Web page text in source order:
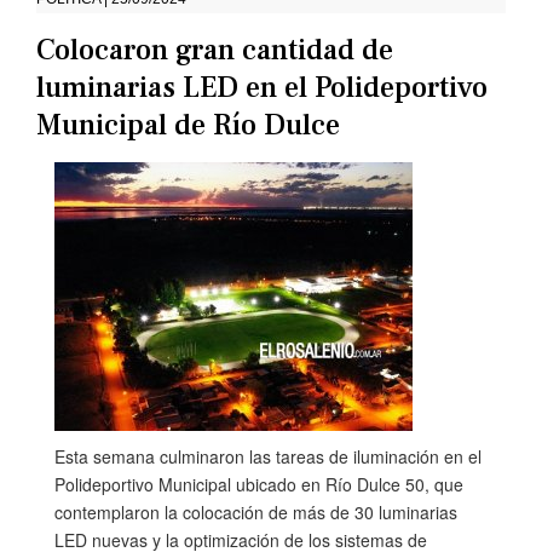
Colocaron gran cantidad de
luminarias LED en el Polideportivo
Municipal de Río Dulce
Esta semana culminaron las tareas de iluminación en el
Polideportivo Municipal ubicado en Río Dulce 50, que
contemplaron la colocación de más de 30 luminarias
LED nuevas y la optimización de los sistemas de